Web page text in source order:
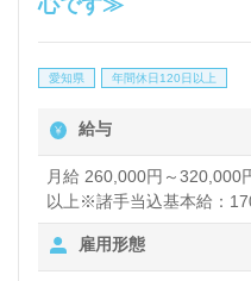
愛知県 年間休日120日以上
給与
月給 260,000円～320,000
以上※諸手当込基本給：
30,000円～50,000円（経
師/30,000円准看護師/
与あり 昇給あり
雇用形態